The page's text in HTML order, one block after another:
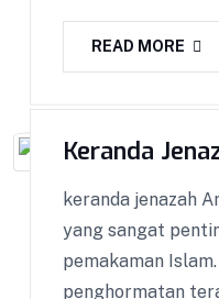
Keranda
Keranda Jenazah
100%! Dapatkan
READ MORE
Keranda
keranda jenazah
yang sangat
pemakaman
penghormatan